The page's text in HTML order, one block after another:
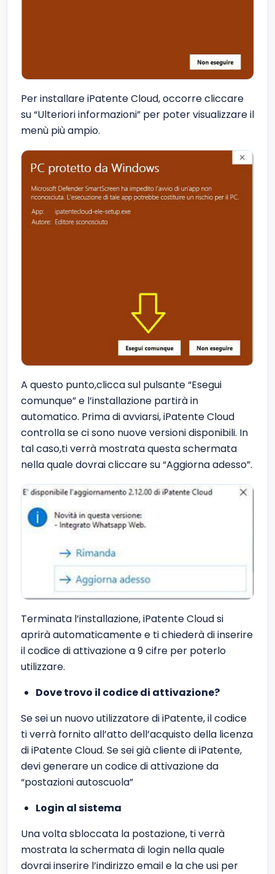
Per installare iPatente Cloud, occorre cliccare
su “Ulteriori informazioni” per poter visualizzare il
menù più ampio.
A questo punto,clicca sul pulsante “Esegui
comunque” e l’installazione partirà in
automatico. Prima di avviarsi, iPatente Cloud
controlla se ci sono nuove versioni disponibili. In
tal caso,ti verrà mostrata questa schermata
nella quale dovrai cliccare su “Aggiorna adesso”.
Terminata l’installazione, iPatente Cloud si
aprirà automaticamente e ti chiederà di inserire
il codice di attivazione a 9 cifre per poterlo
utilizzare.
Dove trovo il codice di attivazione?
Se sei un nuovo utilizzatore di iPatente, il codice
ti verrà fornito all’atto dell’acquisto della licenza
di iPatente Cloud. Se sei già cliente di iPatente,
devi generare un codice di attivazione da
“postazioni autoscuola”
Login al sistema
Una volta sbloccata la postazione, ti verrà
mostrata la schermata di login nella quale
dovrai inserire l’indirizzo email e la che usi per